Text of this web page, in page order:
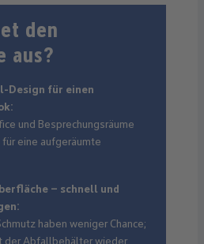
den
aus?
Design für einen
und Besprechungsräume
eine aufgeräumte
– schnell und
haben weniger Chance;
der Abfallbehälter wieder